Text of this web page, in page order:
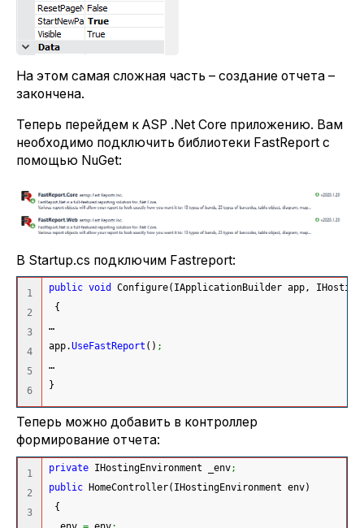
На этом самая сложная часть – создание отчета –
закончена.
Теперь перейдем к ASP .Net Core приложению. Вам
необходимо подключить библиотеки FastReport с
помощью NuGet:
В Startup.cs подключим Fastreport:
1
2
3
4
5
public void Configure( IApplicationBuilder app,
{
…
app.UseFastReport ( ) ;
…
}
Теперь можно добавить в контроллер
формирование отчета:
1
2
3
private IHostingEnvironment _env;
public HomeController( IHostingEnvironment env)
{